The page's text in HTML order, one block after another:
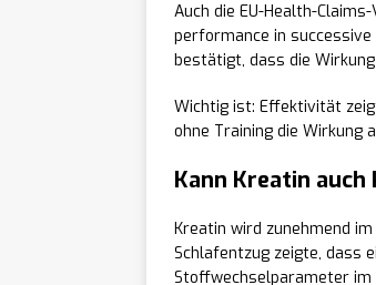
Auch die EU-Health-
performance in
bestätigt, dass die
Wichtig ist: Effektivität
ohne Training die Wirkung
Kann Kreatin
Kreatin wird zunehmend
Schlafentzug zeigte, dass
Stoffwechselparameter im